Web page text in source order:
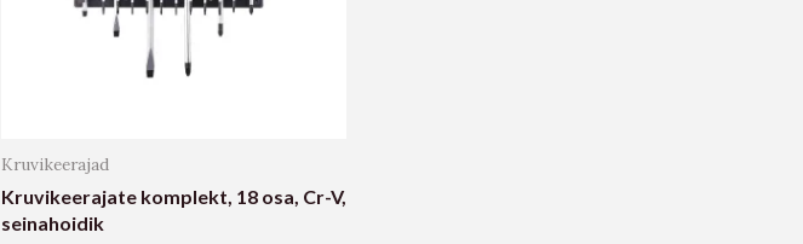
Kruvikeerajad
Kruvikeerajate komplekt, 18 osa, Cr-V,
seinahoidik